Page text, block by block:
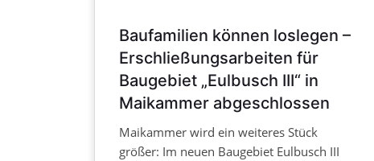
Baufamilien können loslegen –
Erschließungsarbeiten für
Baugebiet „Eulbusch III“ in
Maikammer abgeschlossen
Maikammer wird ein weiteres Stück
größer: Im neuen Baugebiet Eulbusch III